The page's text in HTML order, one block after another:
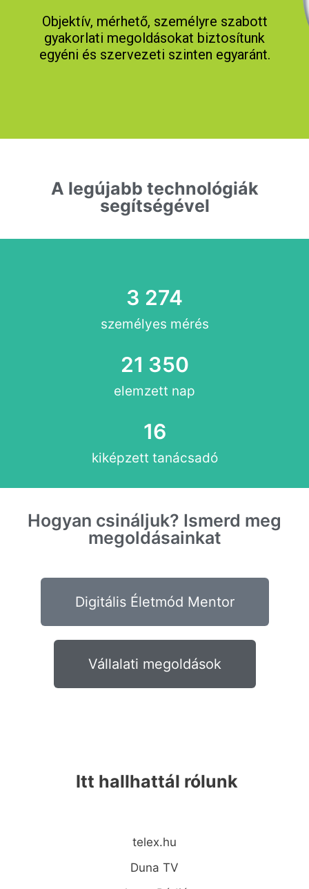
Objektív, mérhető, személyre szabott
gyakorlati megoldásokat biztosítunk
egyéni és szervezeti szinten egyaránt.
A legújabb technológiák
segítségével
személyes mérés
3 274
elemzett nap
21 350
kiképzett tanácsadó
16
Hogyan csináljuk? Ismerd meg
megoldásainkat
Digitális Életmód Mentor
Vállalati megoldások
Itt hallhattál rólunk
telex.hu
Duna TV